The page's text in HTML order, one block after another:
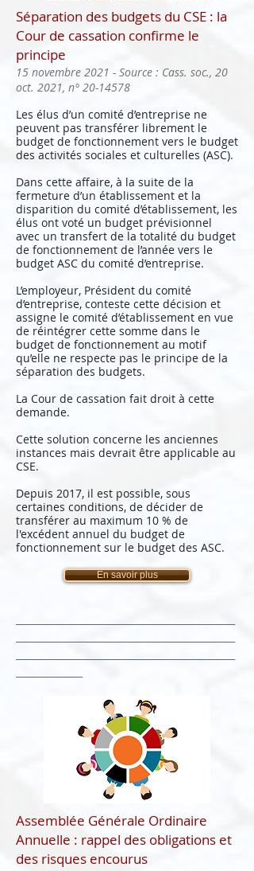
Séparation des budgets du CSE : la
Cour de cassation confirme le
principe
15 novembre 2021 - Source : Cass. soc., 20
oct. 2021, n° 20-14578
Les élus d’un comité d’entreprise ne
peuvent pas transférer librement le
budget de fonctionnement vers le budget
des activités sociales et culturelles (ASC).
Dans cette affaire, à la suite de la
fermeture d’un établissement et la
disparition du comité d’établissement, les
élus ont voté un budget prévisionnel
avec un transfert de la totalité du budget
de fonctionnement de l’année vers le
budget ASC du comité d’entreprise.
L’employeur, Président du comité
d’entreprise, conteste cette décision et
assigne le comité d’établissement en vue
de réintégrer cette somme dans le
budget de fonctionnement au motif
qu’elle ne respecte pas le principe de la
séparation des budgets.
La Cour de cassation fait droit à cette
demande.
Cette solution concerne les anciennes
instances mais devrait être applicable au
CSE.
Depuis 2017, il est possible, sous
certaines conditions, de décider de
transférer au maximum 10 % de
l'excédent annuel du budget de
fonctionnement sur le budget des ASC.
En savoir plus
Assemblée Générale Ordinaire
Annuelle : rappel des obligations et
des risques encourus